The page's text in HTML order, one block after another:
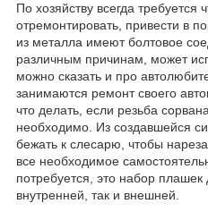
По хозяйству всегда требуется
отремонтировать, привести в
из металла имеют болтовое
различным причинам, может
можно сказать и про
занимаются ремонт своего
что делать, если резьба
необходимо. Из создавшейся
бежать к слесарю, чтобы
все необходимое
потребуется, это набор
внутренней, так и внешней.